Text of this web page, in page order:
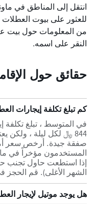
انتقل إلى المناطق في
للعثور على بيوت العطلات
من المعلومات حول بيت
النقر على اسمه.
حقائق حول
كم تبلغ تكلفة إيجارات
في المتوسط ، تبلغ تكلفة
صفقة جيدة. أرخص سعر
إذا استطعت حاول تجنب
الشهر الأغلى). قم الحجز
هل يوجد موتيل لإيجار